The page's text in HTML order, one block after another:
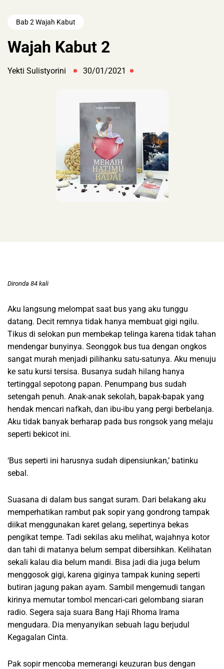
Bab 2 Wajah Kabut
Wajah Kabut 2
Yekti Sulistyorini 30/01/2021
Dironda 84 kali
Aku langsung melompat saat bus yang aku tunggu
datang. Decit remnya tidak hanya membuat gigi ngilu.
Tikus di selokan pun membekap telinga karena tidak tahan
mendengar bunyinya. Seonggok bus tua dengan ongkos
sangat murah menjadi pilihanku satu-satunya. Aku menuju
ke satu kursi tersisa. Busanya sudah hilang hanya
tertinggal sepotong papan. Penumpang bus sudah
setengah penuh. Anak-anak sekolah, bapak-bapak yang
hendak mencari nafkah, dan ibu-ibu yang pergi berbelanja.
Aku tidak banyak berharap pada bus rongsok yang melaju
seperti bekicot ini.
‘Bus seperti ini harusnya sudah dipensiunkan,’ batinku
sebal.
Suasana di dalam bus sangat suram. Dari belakang aku
memperhatikan rambut pak sopir yang gondrong tampak
diikat menggunakan karet gelang, sepertinya bekas
pengikat tempe. Tadi sekilas aku melihat, wajahnya kotor
dan tahi di matanya belum sempat dibersihkan. Kelihatan
sekali kalau dia belum mandi. Bisa jadi dia juga belum
menggosok gigi, karena giginya tampak kuning seperti
butiran jagung pakan ayam. Sambil mengemudi tangan
kirinya memutar tombol mencari-cari gelombang siaran
radio. Segera saja suara Bang Haji Rhoma Irama
mengudara. Dia menyanyikan sebuah lagu berjudul
Kegagalan Cinta.
Pak sopir mencoba memerangi keuzuran bus dengan